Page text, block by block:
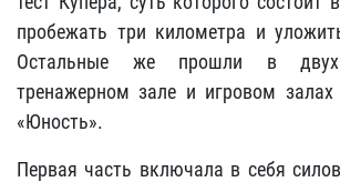
пробежать три километра и
Остальные же прошли в
тренажерном зале и игровом залах
«Юность».
Первая часть включала в себя